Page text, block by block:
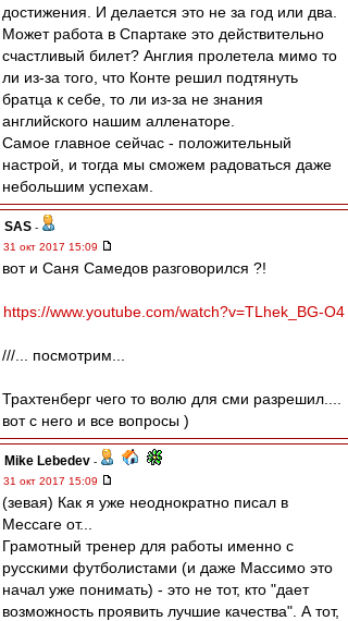
достижения. И делается это не за год или два.
Может работа в Спартаке это действительно
счастливый билет? Англия пролетела мимо то
ли из-за того, что Конте решил подтянуть
братца к себе, то ли из-за не знания
английского нашим алленаторе.
Самое главное сейчас - положительный
настрой, и тогда мы сможем радоваться даже
небольшим успехам.
SAS -
31 окт 2017 15:09
вот и Саня Самедов разговорился ?!
https://www.youtube.com/watch?v=TLhek_BG-O4
///... посмотрим...
Трахтенберг чего то волю для сми разрешил....
вот с него и все вопросы )
Mike Lebedev -
31 окт 2017 15:09
(зевая) Как я уже неоднократно писал в
Мессаге от...
Грамотный тренер для работы именно с
русскими футболистами (и даже Массимо это
начал уже понимать) - это не тот, кто "дает
возможность проявить лучшие качества". А тот,